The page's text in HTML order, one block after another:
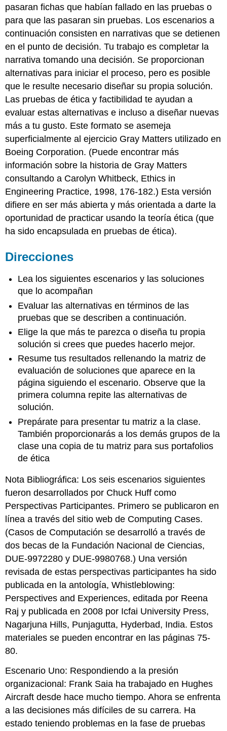
responsable
Ensayos
Dramáticos
de
Hughes
Preguntas
sobre
Reflexiones
Dramáticas
Tableros
de
historia
Archivos
multimedia
de
Hughes
Case
Bibliografía
pasaran fichas que habían fallado en las pruebas o
para que las pasaran sin pruebas. Los escenarios a
continuación consisten en narrativas que se detienen
en el punto de decisión. Tu trabajo es completar la
narrativa tomando una decisión. Se proporcionan
alternativas para iniciar el proceso, pero es posible
que le resulte necesario diseñar su propia solución.
Las pruebas de ética y factibilidad te ayudan a
evaluar estas alternativas e incluso a diseñar nuevas
más a tu gusto. Este formato se asemeja
superficialmente al ejercicio Gray Matters utilizado en
Boeing Corporation. (Puede encontrar más
información sobre la historia de Gray Matters
consultando a Carolyn Whitbeck, Ethics in
Engineering Practice, 1998, 176-182.) Esta versión
difiere en ser más abierta y más orientada a darte la
oportunidad de practicar usando la teoría ética (que
ha sido encapsulada en pruebas de ética).
Direcciones
Lea los siguientes escenarios y las soluciones
que lo acompañan
Evaluar las alternativas en términos de las
pruebas que se describen a continuación.
Elige la que más te parezca o diseña tu propia
solución si crees que puedes hacerlo mejor.
Resume tus resultados rellenando la matriz de
evaluación de soluciones que aparece en la
página siguiendo el escenario. Observe que la
primera columna repite las alternativas de
solución.
Prepárate para presentar tu matriz a la clase.
También proporcionarás a los demás grupos de la
clase una copia de tu matriz para sus portafolios
de ética
Nota Bibliográfica: Los seis escenarios siguientes
fueron desarrollados por Chuck Huff como
Perspectivas Participantes. Primero se publicaron en
línea a través del sitio web de Computing Cases.
(Casos de Computación se desarrolló a través de
dos becas de la Fundación Nacional de Ciencias,
DUE-9972280 y DUE-9980768.) Una versión
revisada de estas perspectivas participantes ha sido
publicada en la antología, Whistleblowing:
Perspectives and Experiences, editada por Reena
Raj y publicada en 2008 por Icfai University Press,
Nagarjuna Hills, Punjagutta, Hyderbad, India. Estos
materiales se pueden encontrar en las páginas 75-
80.
Escenario Uno: Respondiendo a la presión
organizacional: Frank Saia ha trabajado en Hughes
Aircraft desde hace mucho tiempo. Ahora se enfrenta
a las decisiones más difíciles de su carrera. Ha
estado teniendo problemas en la fase de pruebas